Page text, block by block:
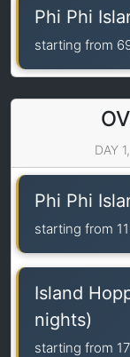
Phi Phi
starting from
DAY
Phi Phi
starting from
Island
nights)
starting from